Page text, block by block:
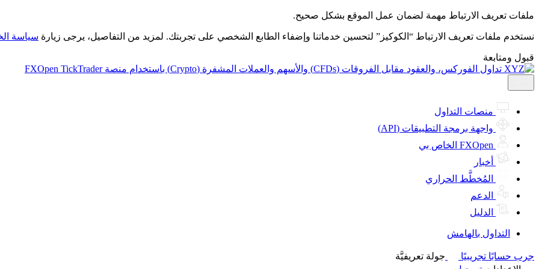
ملفات تعريف الارتباط مهمة لضمان عمل الموقع بشكل صحيح.
نستخدم ملفات تعريف الارتباط “الكوكيز” لتحسين خدماتنا وإضفاء الطابع الشخصي على تجربتك. لمزيد من التفاصيل، يرجى زيارة سياسة
قبول ومتابعة
منصات التداول
واجهة برمجة التطبيقات (API)
FXOpen الخاص بي
أخبار
المُخطَّط الحراري
الدعم
الدليل
التداول بالهامش
جرب حسابًا تجريبيًا
جولة تعريفيَّة